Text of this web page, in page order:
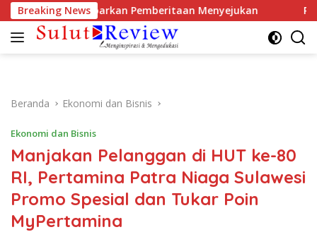
Langsung
ke
konten
Breaking News
Ajak Sebarkan Pemberitaan Menyejukan Reses
Beranda Ekonomi dan Bisnis
Ekonomi dan Bisnis
Manjakan Pelanggan di HUT ke-80
RI, Pertamina Patra Niaga Sulawesi
Promo Spesial dan Tukar Poin
MyPertamina